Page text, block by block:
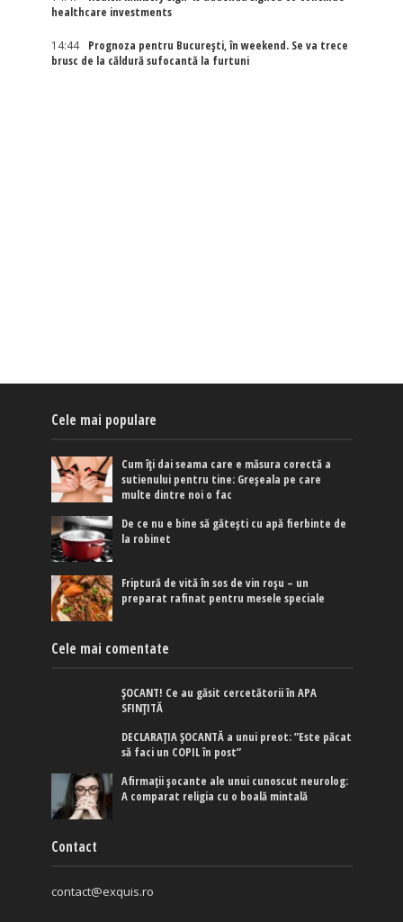
healthcare investments
14:44
Prognoza pentru București, în weekend. Se va trece
brusc de la căldură sufocantă la furtuni
Cele mai populare
Cum îți dai seama care e măsura corectă a
sutienului pentru tine: Greșeala pe care
multe dintre noi o fac
De ce nu e bine să gătești cu apă fierbinte de
la robinet
Friptură de vită în sos de vin roșu – un
preparat rafinat pentru mesele speciale
Cele mai comentate
ȘOCANT! Ce au găsit cercetătorii în APA
SFINȚITĂ
DECLARAȚIA ȘOCANTĂ a unui preot: ”Este păcat
să faci un COPIL în post”
Afirmaţii şocante ale unui cunoscut neurolog:
A comparat religia cu o boală mintală
Contact
contact@exquis.ro